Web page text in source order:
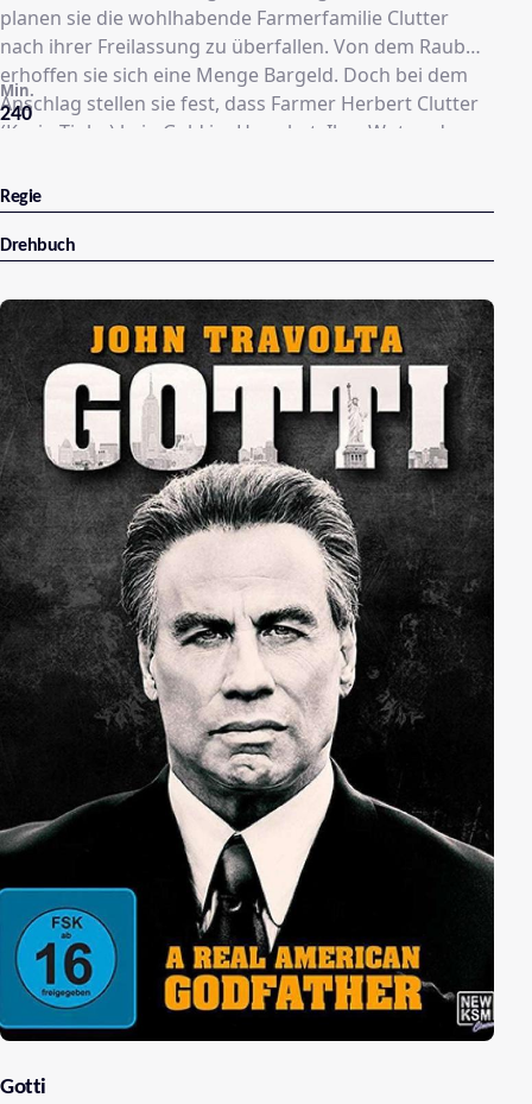
planen sie die wohlhabende Farmerfamilie Clutter
nach ihrer Freilassung zu überfallen. Von dem Raub
erhoffen sie sich eine Menge Bargeld. Doch bei dem
Anschlag stellen sie fest, dass Farmer Herbert Clutter
(Kevin Tighe) kein Geld im Haus hat. Ihre Wut und
240
Min.
Regie
Drehbuch
Gotti